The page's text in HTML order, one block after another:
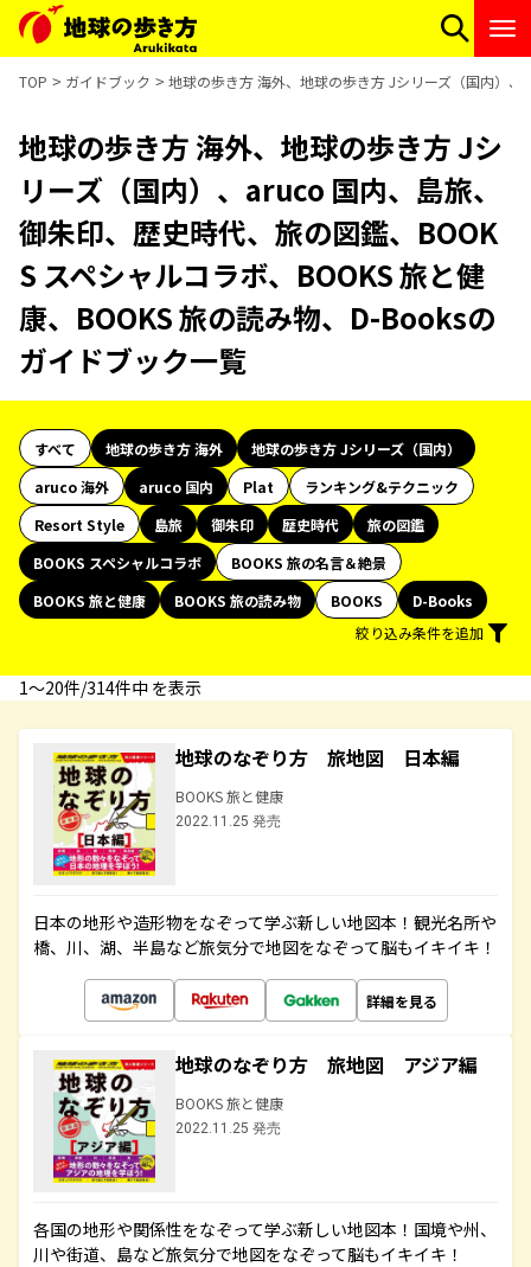
TOP ガイドブック 地球の歩き方 海外、地球の歩き方 Jシリーズ（国内）
地球の歩き方 海外、地球の歩き方 Jシ
リーズ（国内）、aruco 国内、島旅、
御朱印、歴史時代、旅の図鑑、BOOK
S スペシャルコラボ、BOOKS 旅と健
康、BOOKS 旅の読み物、D-Booksの
ガイドブック一覧
すべて 地球の歩き方 海外
地球の歩き方 Jシリーズ（国内）
aruco 海外
aruco 国内 Plat
ランキング&テクニック
Resort Style
島旅 御朱印 歴史時代
旅の図鑑
BOOKS スペシャルコラボ
BOOKS 旅の名言＆絶景
BOOKS 旅と健康
BOOKS 旅の読み物 BOOKS
D-Books
絞り込み条件を追加
1〜20件/314件中 を表示
地球のなぞり方 旅地図 日本編
BOOKS 旅と健康
2022.11.25 発売
日本の地形や造形物をなぞって学ぶ新しい地図本！観光名所や
橋、川、湖、半島など旅気分で地図をなぞって脳もイキイキ！
詳細を見る
地球のなぞり方 旅地図 アジア編
BOOKS 旅と健康
2022.11.25 発売
各国の地形や関係性をなぞって学ぶ新しい地図本！国境や州、
川や街道、島など旅気分で地図をなぞって脳もイキイキ！